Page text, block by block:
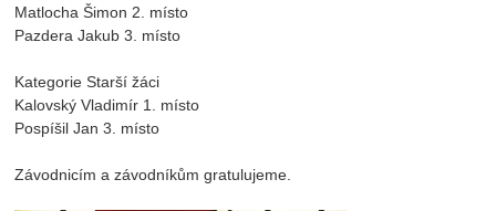
Matlocha Šimon 2. místo
Pazdera Jakub 3. místo
Kategorie Starší žáci
Kalovský Vladimír 1. místo
Pospíšil Jan 3. místo
Závodnicím a závodníkům gratulujeme.